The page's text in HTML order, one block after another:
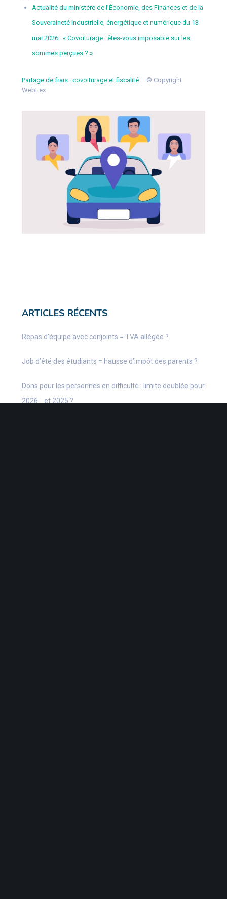
Actualité du ministère de l’Économie, des Finances et de la
Souveraineté industrielle, énergétique et numérique du 13
mai 2026 : « Covoiturage : êtes-vous imposable sur les
sommes perçues ? »
Partage de frais : covoiturage et fiscalité– © Copyright
WebLex
ARTICLES RÉCENTS
Repas d’équipe avec conjoints = TVA allégée ?
Job d’été des étudiants = hausse d’impôt des parents ?
Dons pour les personnes en difficulté : limite doublée pour
2026… et 2025 ?